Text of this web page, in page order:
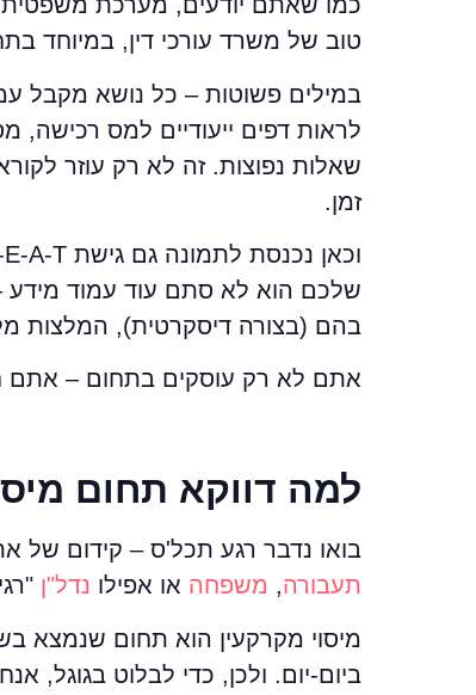
טוב של משרד עורכי דין, במיוחד
במילים פשוטות – כל נושא מקבל
לראות דפים ייעודיים למס רכישה,
שאלות נפוצות. זה לא רק עוזר
זמן.
וכאן נכנסת לתמונה גם גישת E-A-T
שלכם הוא לא סתם עוד עמוד מידע
בהם (בצורה דיסקרטית), המלצות
אתם לא רק עוסקים בתחום – אתם
למה דווקא תחום
בואו נדבר רגע תכל'ס – קידום של
תעבורה, משפחה או אפילו נדל"ן
מיסוי מקרקעין הוא תחום שנמצא
ביום-יום. ולכן, כדי לבלוט בגוגל,